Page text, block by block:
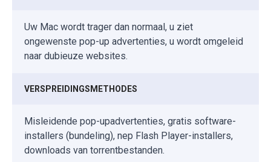
Uw Mac wordt trager dan normaal, u ziet
ongewenste pop-up advertenties, u wordt omgeleid
naar dubieuze websites.
VERSPREIDINGSMETHODES
Misleidende pop-upadvertenties, gratis software-
installers (bundeling), nep Flash Player-installers,
downloads van torrentbestanden.